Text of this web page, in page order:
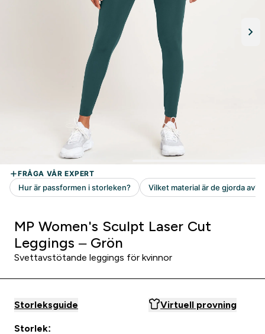
MP Women's Sculpt Laser Cut
Leggings – Grön
Svettavstötande leggings för kvinnor
Storleksguide Virtuell provning
Storlek: